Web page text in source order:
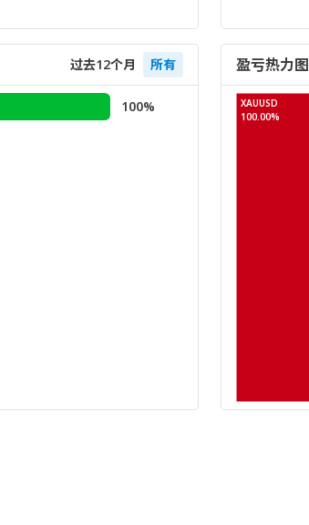
过去12个月 所有
100%
盈亏热力图
XAUUSD
100.00%